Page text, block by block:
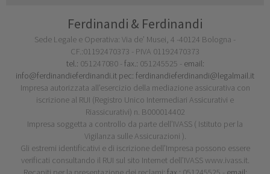
Ferdinandi & Ferdinandi
Sede Legale e Operativa: Via de’ Musei, 4 -40124 Bologna -
CF.:01192470373 - PIVA 01192470373
tel.: 051247080 - fax.: 051245525 - email:
info@ferdinandieferdinandi.it pec: ferdinandieferdinandi@legalmail.it
Impresa autorizzata all’esercizio della mediazione assicurativa con
iscrizione al RUI (Registro Unico Intermediari Assicurativi e
Riassicurativi) n. B000014402
Impresa soggetta a controllo da parte dell’IVASS ( Istituto per la
Vigilanza sulle Assicurazioni ).
Gli estremi identificativi e di iscrizione dell’Impresa possono essere
verificati consultando il RUI sul sito Internet dell’IVASS www.ivass.it.